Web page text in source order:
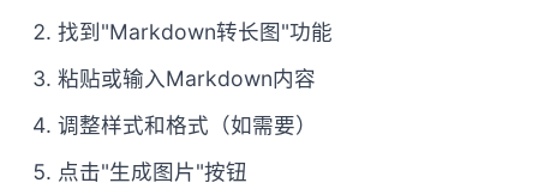
找到"Markdown转长图"功能
粘贴或输入Markdown内容
调整样式和格式（如需要）
点击"生成图片"按钮